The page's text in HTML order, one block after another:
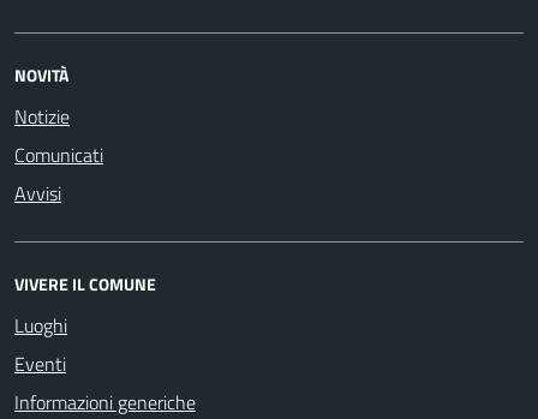
NOVITÀ
Notizie
Comunicati
Avvisi
VIVERE IL COMUNE
Luoghi
Eventi
Informazioni generiche